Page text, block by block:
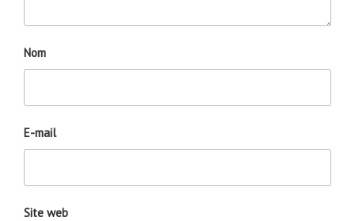
Nom
E-mail
Site web